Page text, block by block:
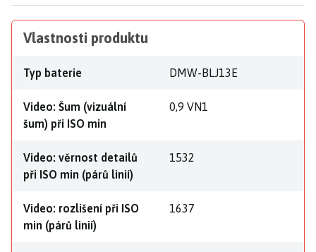
Vlastnosti produktu
Typ baterie DMW-BLJ13E
Video: Šum (vizuální
šum) při ISO min
0,9 VN1
Video: věrnost detailů
při ISO min (párů linií)
1532
Video: rozlišení při ISO
min (párů linií)
1637